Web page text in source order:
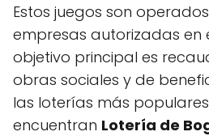
Estos juegos son
empresas autorizadas en
objetivo principal es
obras sociales y de
las loterías más
encuentran Lotería de